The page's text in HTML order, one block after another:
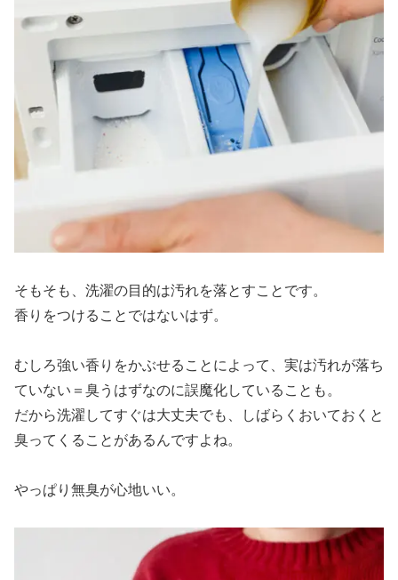
そもそも、洗濯の目的は汚れを落とすことです。
香りをつけることではないはず。
むしろ強い香りをかぶせることによって、実は汚れが落ち
ていない＝臭うはずなのに誤魔化していることも。
だから洗濯してすぐは大丈夫でも、しばらくおいておくと
臭ってくることがあるんですよね。
やっぱり無臭が心地いい。